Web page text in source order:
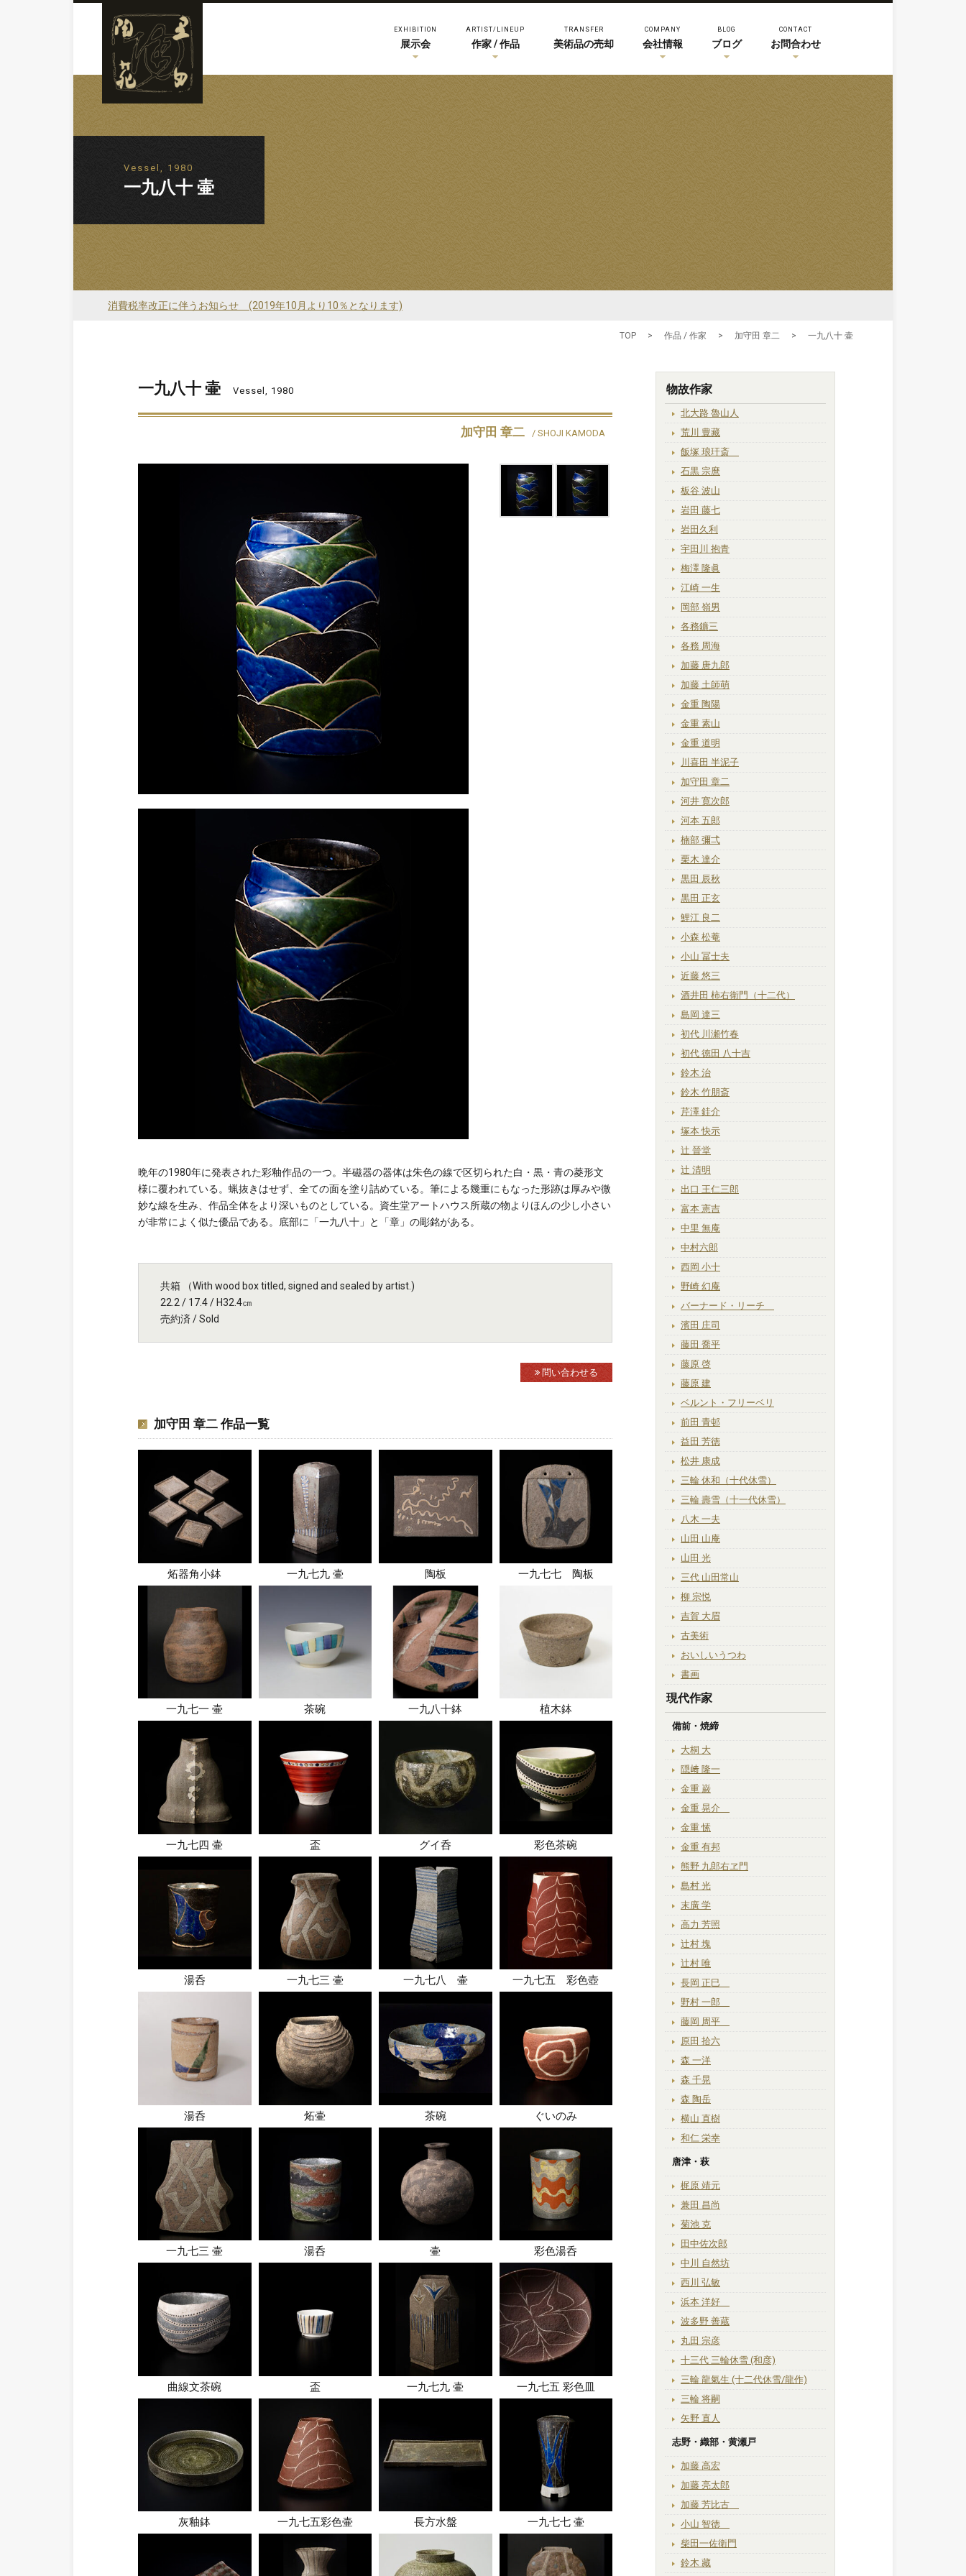
EXHIBITION
展示会
ARTIST/LINEUP
作家 / 作品
TRANSFER
美術品の売却
COMPANY
会社情報
BLOG
ブログ
CONTACT
お問合わせ
Vessel, 1980
一九八十 壷
消費税率改正に伴うお知らせ (2019年10月より10％となります)
TOP > 作品 / 作家 > 加守田 章二 > 一九八十 壷
一九八十 壷 Vessel, 1980
加守田 章二 / SHOJI KAMODA
晩年の1980年に発表された彩釉作品の一つ。半磁器の器体は朱色の線で区切られた白・黒・青の菱形文
様に覆われている。蝋抜きはせず、全ての面を塗り詰めている。筆による幾重にもなった形跡は厚みや微
妙な線を生み、作品全体をより深いものとしている。資生堂アートハウス所蔵の物よりほんの少し小さい
が非常によく似た優品である。底部に「一九八十」と「章」の彫銘がある。
共箱 （With wood box titled, signed and sealed by artist.)
22.2 / 17.4 / H32.4㎝
売約済 / Sold
問い合わせる
加守田 章二 作品一覧
炻器角小鉢 一九七九 壷 陶板 一九七七 陶板
一九七一 壷 茶碗 一九八十鉢 植木鉢
一九七四 壷 盃 グイ呑 彩色茶碗
湯呑 一九七三 壷 一九七八 壷 一九七五 彩色壺
湯呑 炻壷 茶碗 ぐいのみ
一九七三 壷 湯呑 壷 彩色湯呑
曲線文茶碗 盃 一九七九 壷 一九七五 彩色皿
灰釉鉢 一九七五彩色壷 長方水盤 一九七七 壷
物故作家
北大路 魯山人
荒川 豊藏
飯塚 琅玕斎
石黒 宗麿
板谷 波山
岩田 藤七
岩田久利
宇田川 抱青
梅澤 隆眞
江崎 一生
岡部 嶺男
各務鑛三
各務 周海
加藤 唐九郎
加藤 土師萌
金重 陶陽
金重 素山
金重 道明
川喜田 半泥子
加守田 章二
河井 寛次郎
河本 五郎
楠部 彌弌
栗木 達介
黒田 辰秋
黒田 正玄
鯉江 良二
小森 松菴
小山 冨士夫
近藤 悠三
酒井田 柿右衛門（十二代）
島岡 達三
初代 川瀬竹春
初代 徳田 八十吉
鈴木 治
鈴木 竹朋斎
芹澤 銈介
塚本 快示
辻 晉堂
辻 清明
出口 王仁三郎
富本 憲吉
中里 無庵
中村六郎
西岡 小十
野崎 幻庵
バーナード・リーチ
濱田 庄司
藤田 喬平
藤原 啓
藤原 建
ベルント・フリーベリ
前田 青邨
益田 芳徳
松井 康成
三輪 休和（十代休雪）
三輪 壽雪（十一代休雪）
八木 一夫
山田 山庵
山田 光
三代 山田常山
柳 宗悦
吉賀 大眉
古美術
おいしいうつわ
書画
現代作家
備前・焼締
大桐 大
隠﨑 隆一
金重 巌
金重 晃介
金重 愫
金重 有邦
熊野 九郎右ヱ門
島村 光
末廣 学
高力 芳照
辻村 塊
辻村 唯
長岡 正巳
野村 一郎
藤岡 周平
原田 拾六
森 一洋
森 千晃
森 陶岳
横山 直樹
和仁 栄幸
唐津・萩
梶原 靖元
兼田 昌尚
菊池 克
田中佐次郎
中川 自然坊
西川 弘敏
浜本 洋好
波多野 善蔵
丸田 宗彦
十三代 三輪休雪 (和彦)
三輪 龍氣生 (十二代休雪/龍作)
三輪 将嗣
矢野 直人
志野・織部・黄瀬戸
加藤 高宏
加藤 亮太郎
加藤 芳比古
小山 智徳
柴田一佐衛門
鈴木 藏